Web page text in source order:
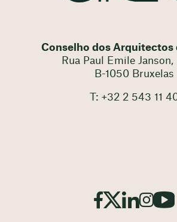
Conselho dos Arquitectos
Rua Paul Emile Janson,
B-1050 Bruxelas
T: +32 2 543 11